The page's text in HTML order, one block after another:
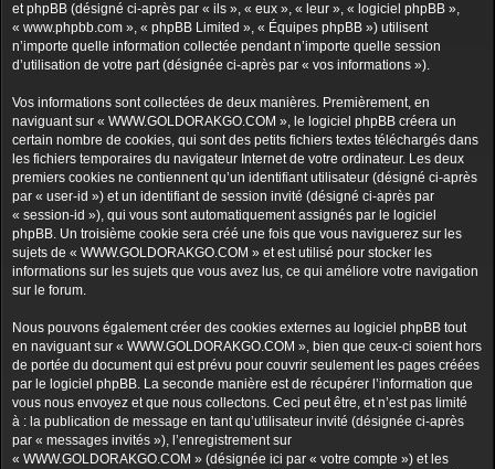
c
r
et phpBB (désigné ci-après par « ils », « eux », « leur », « logiciel phpBB »,
« www.phpbb.com », « phpBB Limited », « Équipes phpBB ») utilisent
n’importe quelle information collectée pendant n’importe quelle session
d’utilisation de votre part (désignée ci-après par « vos informations »).
Vos informations sont collectées de deux manières. Premièrement, en
naviguant sur « WWW.GOLDORAKGO.COM », le logiciel phpBB créera un
certain nombre de cookies, qui sont des petits fichiers textes téléchargés dans
les fichiers temporaires du navigateur Internet de votre ordinateur. Les deux
premiers cookies ne contiennent qu’un identifiant utilisateur (désigné ci-après
par « user-id ») et un identifiant de session invité (désigné ci-après par
« session-id »), qui vous sont automatiquement assignés par le logiciel
phpBB. Un troisième cookie sera créé une fois que vous naviguerez sur les
sujets de « WWW.GOLDORAKGO.COM » et est utilisé pour stocker les
informations sur les sujets que vous avez lus, ce qui améliore votre navigation
sur le forum.
Nous pouvons également créer des cookies externes au logiciel phpBB tout
en naviguant sur « WWW.GOLDORAKGO.COM », bien que ceux-ci soient hors
de portée du document qui est prévu pour couvrir seulement les pages créées
par le logiciel phpBB. La seconde manière est de récupérer l’information que
vous nous envoyez et que nous collectons. Ceci peut être, et n’est pas limité
à : la publication de message en tant qu’utilisateur invité (désignée ci-après
par « messages invités »), l’enregistrement sur
« WWW.GOLDORAKGO.COM » (désignée ici par « votre compte ») et les